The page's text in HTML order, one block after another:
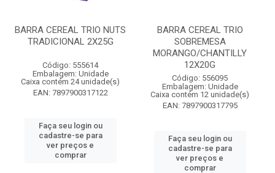
BARRA CEREAL TRIO NUTS
TRADICIONAL 2X25G
Código: 555614
Embalagem: Unidade
Caixa contém 24 unidade(s)
EAN: 7897900317122
Faça seu login ou
cadastre-se para
ver preços e
comprar
BARRA CEREAL TRIO
SOBREMESA
MORANGO/CHANTILLY
12X20G
Código: 556095
Embalagem: Unidade
Caixa contém 12 unidade(s)
EAN: 7897900317795
Faça seu login ou
cadastre-se para
ver preços e
comprar